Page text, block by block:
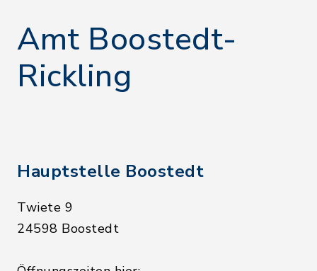
Amt Boostedt-
Rickling
Hauptstelle Boostedt
Twiete 9
24598 Boostedt